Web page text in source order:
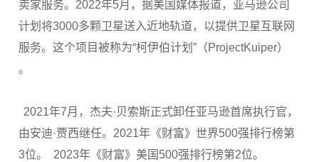
卖家服务。2022年5月，据美国媒体报道，亚马逊公司
计划将3000多颗卫星送入近地轨道，以提供卫星互联网
服务。这个项目被称为“柯伊伯计划”（ProjectKuiper）
。
2021年7月，杰夫·贝索斯正式卸任亚马逊首席执行官，
由安迪·贾西继任。2021年《财富》世界500强排行榜第
3位。 2023年《财富》美国500强排行榜第2位。